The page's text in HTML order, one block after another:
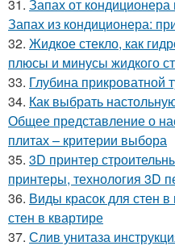
31. Запах от кондиционера
Запах из кондиционера:
32. Жидкое стекло, как
плюсы и минусы жидкого
33. Глубина прикроватной
34. Как выбрать
Общее представление о
плитах – критерии выбора
35. 3D принтер
принтеры, технология 3D
36. Виды красок для стен в
стен в квартире
37. Слив унитаза